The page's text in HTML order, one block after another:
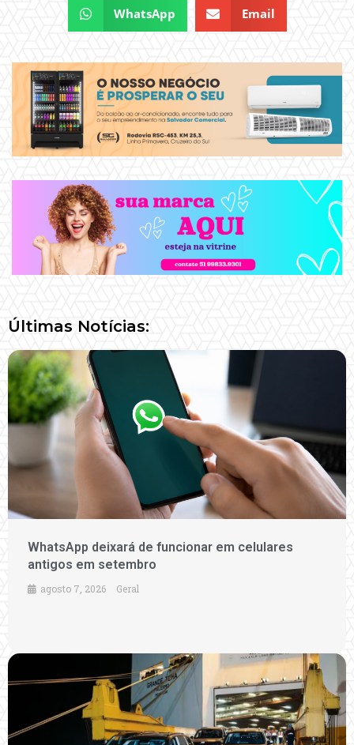
WhatsApp Email
Últimas Notícias:
WhatsApp deixará de funcionar em celulares
antigos em setembro
agosto 7, 2026 Geral